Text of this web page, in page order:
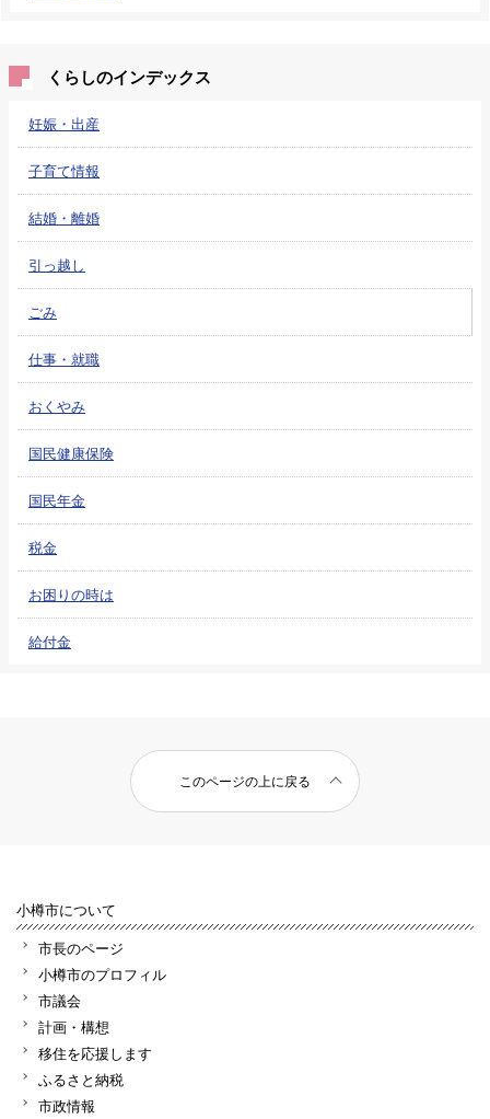
くらしのインデックス
妊娠・出産
子育て情報
結婚・離婚
引っ越し
ごみ
仕事・就職
おくやみ
国民健康保険
国民年金
税金
お困りの時は
給付金
このページの上に戻る
小樽市について
市長のページ
小樽市のプロフィル
市議会
計画・構想
移住を応援します
ふるさと納税
市政情報